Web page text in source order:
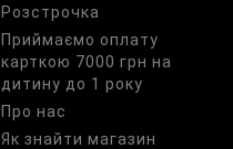
Розстрочка
Приймаємо оплату
карткою 7000 грн на
дитину до 1 року
Про нас
Як знайти магазин